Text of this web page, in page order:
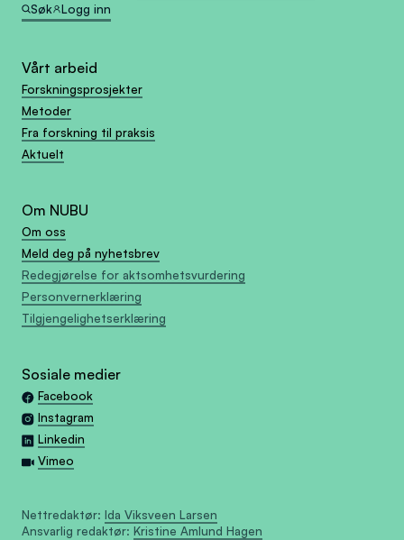
Søk
Logg inn
Vårt arbeid
Forskningsprosjekter
Metoder
Fra forskning til praksis
Aktuelt
Om NUBU
Om oss
Meld deg på nyhetsbrev
Redegjørelse for aktsomhetsvurdering
Personvernerklæring
Tilgjengelighetserklæring
Sosiale medier
Facebook
Instagram
Linkedin
Vimeo
Nettredaktør: Ida Viksveen Larsen
Ansvarlig redaktør: Kristine Amlund Hagen